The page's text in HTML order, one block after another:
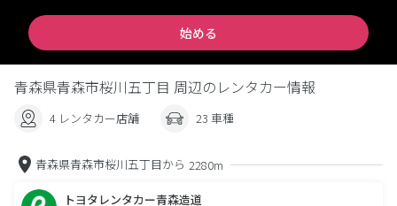
始める
青森県青森市桜川五丁目 周辺のレンタカー情報
4 レンタカー店舗 23 車種
青森県青森市桜川五丁目から 2280m
トヨタレンタカー青森造道